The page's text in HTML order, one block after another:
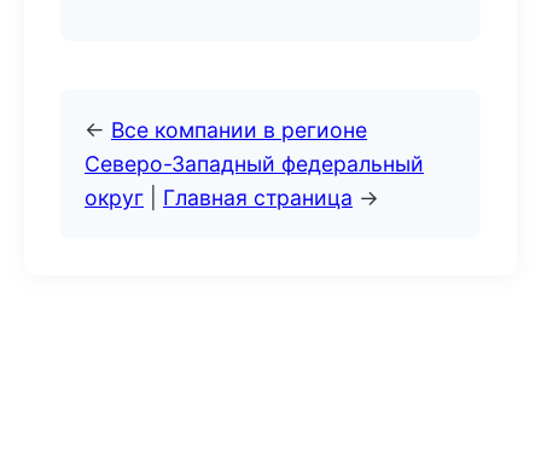
← Все компании в регионе
Северо-Западный федеральный
округ
Главная страница →